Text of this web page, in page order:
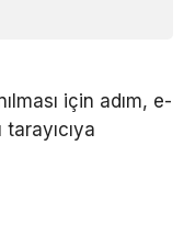
için adım, e-